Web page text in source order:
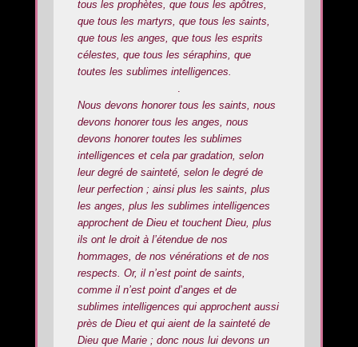
tous les prophètes, que tous les apôtres,
que tous les martyrs, que tous les saints,
que tous les anges, que tous les esprits
célestes, que tous les séraphins, que
toutes les sublimes intelligences.
.
Nous devons honorer tous les saints, nous
devons honorer tous les anges, nous
devons honorer toutes les sublimes
intelligences et cela par gradation, selon
leur degré de sainteté, selon le degré de
leur perfection ; ainsi plus les saints, plus
les anges, plus les sublimes intelligences
approchent de Dieu et touchent Dieu, plus
ils ont le droit à l’étendue de nos
hommages, de nos vénérations et de nos
respects. Or, il n’est point de saints,
comme il n’est point d’anges et de
sublimes intelligences qui approchent aussi
près de Dieu et qui aient de la sainteté de
Dieu que Marie ; donc nous lui devons un